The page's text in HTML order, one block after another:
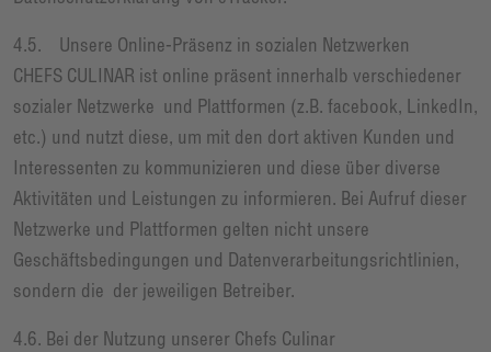
4.5. Unsere Online-Präsenz in sozialen Netzwerken
CHEFS CULINAR ist online präsent innerhalb verschiedener
sozialer Netzwerke und Plattformen (z.B. facebook, LinkedIn,
etc.) und nutzt diese, um mit den dort aktiven Kunden und
Interessenten zu kommunizieren und diese über diverse
Aktivitäten und Leistungen zu informieren. Bei Aufruf dieser
Netzwerke und Plattformen gelten nicht unsere
Geschäftsbedingungen und Datenverarbeitungsrichtlinien,
sondern die der jeweiligen Betreiber.
4.6. Bei der Nutzung unserer Chefs Culinar